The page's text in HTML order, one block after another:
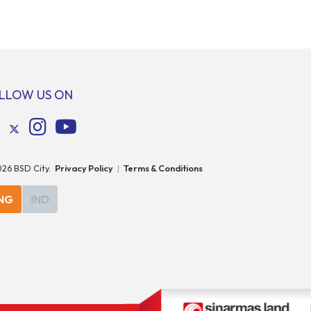
US ON
BSD City. Privacy Policy | Terms & Conditions
IND